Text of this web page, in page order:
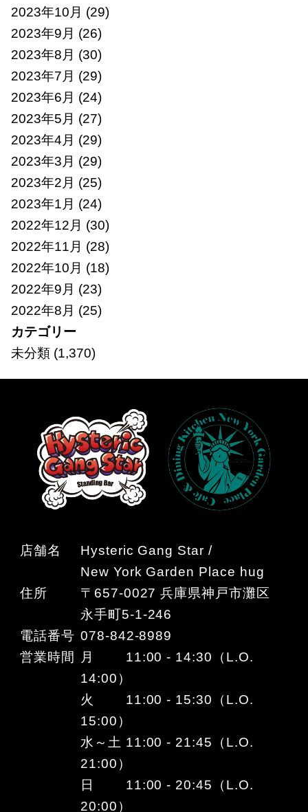
2023年10月 (29)
2023年9月 (26)
2023年8月 (30)
2023年7月 (29)
2023年6月 (24)
2023年5月 (27)
2023年4月 (29)
2023年3月 (29)
2023年2月 (25)
2023年1月 (24)
2022年12月 (30)
2022年11月 (28)
2022年10月 (18)
2022年9月 (23)
2022年8月 (25)
カテゴリー
未分類(1,370)
店舗名
Hysteric Gang Star /
New York Garden Place hug
住所
〒657-0027 兵庫県神戸市灘区
永手町5-1-246
電話番号 078-842-8989
営業時間
月 11:00 - 14:30（L.O.
14:00）
火 11:00 - 15:30（L.O.
15:00）
水～土 11:00 - 21:45（L.O.
21:00）
日 11:00 - 20:45（L.O.
20:00）